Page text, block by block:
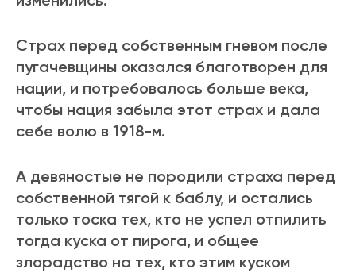
Страх перед собственным гневом после
пугачевщины оказался благотворен для
нации, и потребовалось больше века,
чтобы нация забыла этот страх и дала
себе волю в 1918-м.
А девяностые не породили страха перед
собственной тягой к баблу, и остались
только тоска тех, кто не успел отпилить
тогда куска от пирога, и общее
злорадство на тех, кто этим куском